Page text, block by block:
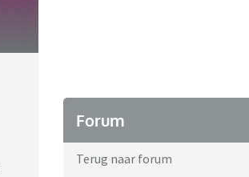
Forum
Terug naar forum